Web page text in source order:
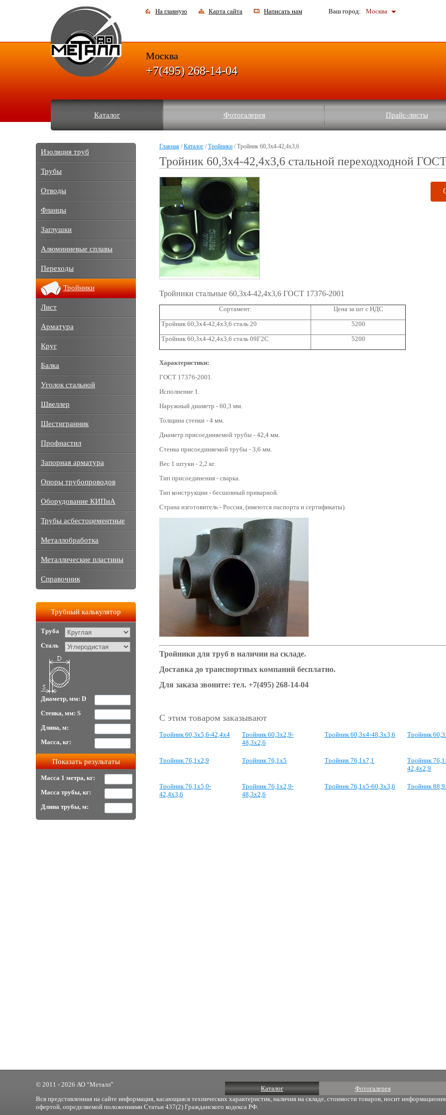
На главную Карта сайта Написать нам Ваш город: Москва
Каталог Фотогалерея Прайс-листы
Москва
+7(495) 268-14-04
Главная /Каталог /Тройники / Тройник 60,3x4-42,4x3,6
Тройник 60,3x4-42,4x3,6 стальной переходходной
Тройники стальные 60,3x4-42,4x3,6 ГОСТ 17376-2001
Сортамент:
Цена за шт с НДС
Тройник 60,3x4-42,4х3,6 сталь 20
5200
Тройник 60,3х4-42,4х3,6 сталь 09Г2С
5200
Характеристики:
ГОСТ 17376-2001.
Исполнение 1.
Наружный диаметр - 60,3 мм.
Толщина стенки - 4 мм.
Диаметр присоединяемой трубы - 42,4 мм.
Стенка присоединяемой трубы - 3,6 мм.
Вес 1 штуки - 2,2 кг.
Тип присоединения - сварка.
Тип конструкции - бесшовный приварной.
Страна изготовитель - Россия, (имеются паспорта и сертификаты).
Тройники для труб в наличии на складе.
Доставка до транспортных компаний бесплатно.
Для заказа звоните: тел. +7(495) 268-14-04
С этим товаром заказывают
Тройник 60,3x5,6-42,4x4
Тройник 60,3x2,9-
48,3x2,6
Тройник 60,3x4-48,3x3,6 Тройник
Тройник 76,1х2,9 Тройник 76,1х5 Тройник 76,1х7,1
Тройник
42,4х2,9
Тройник 76,1х5,0-
42,4х3,6
Тройник 76,1х2,9-
48,3х2,6
Тройник 76,1х5-60,3х3,6 Тройник
Изоляция труб
Трубы
Отводы
Фланцы
Заглушки
Алюминиевые сплавы
Переходы
Тройники
Лист
Арматура
Круг
Балка
Уголок стальной
Швеллер
Шестигранник
Профнастил
Запорная арматура
Опоры трубопроводов
Оборудование КИПиА
Трубы асбестоцементные
Металлобработка
Металлические пластины
Справочник
Трубный калькулятор
Труба
Сталь
Диаметр, мм: D
Стенка, мм: S
Длина, м:
Масса, кг:
Масса 1 метра, кг:
Масса трубы, кг:
Длина трубы, м:
Каталог Фотогалерея
© 2011 - 2026 АО “Металл”
Вся представленная на сайте информация, касающаяся технических характеристик, наличия на складе, стоимости товаров, носит
офертой, определяемой положениями Статьи 437(2) Гражданского кодекса РФ.